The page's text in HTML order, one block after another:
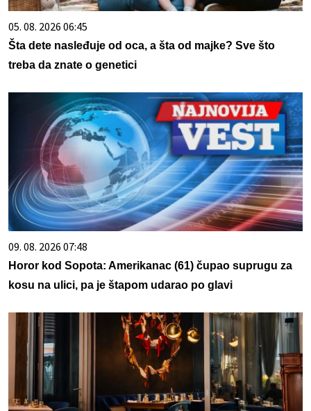
05. 08. 2026 06:45
Šta dete nasleđuje od oca, a šta od majke? Sve što
treba da znate o genetici
09. 08. 2026 07:48
Horor kod Sopota: Amerikanac (61) čupao suprugu za
kosu na ulici, pa je štapom udarao po glavi